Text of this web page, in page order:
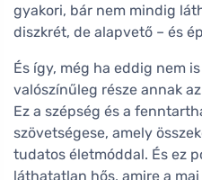
gyakori, bár nem mindig
diszkrét, de alapvető – és
És így, még ha eddig nem
valószínűleg része annak
Ez a szépség és a
szövetségese, amely
tudatos életmóddal. És ez
láthatatlan hős, amire a